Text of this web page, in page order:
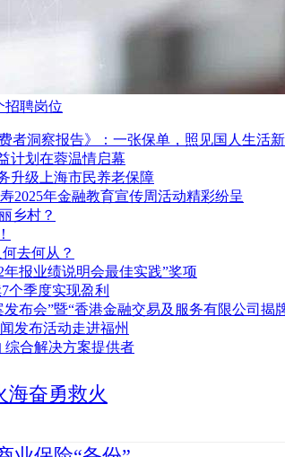
招聘岗位
者洞察报告》：一张保单，照见国人生活
计划在蓉温情启幕
升级上海市民养老保障
2025年金融教育宣传周活动精彩纷呈
乡村？
去何从？
报业绩说明会最佳实践”奖项
个季度实现盈利
布会”暨“香港金融交易及服务有限公司揭
发布活动走进福州
综合解决方案提供者
海奋勇救火